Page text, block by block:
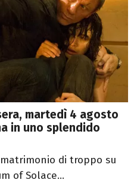
martedì 4 agosto
in uno splendido
di troppo su
of Solace...